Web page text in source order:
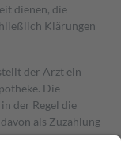
dienen, die
Klärungen
der Arzt ein
Die
der Regel die
als Zuzahlung